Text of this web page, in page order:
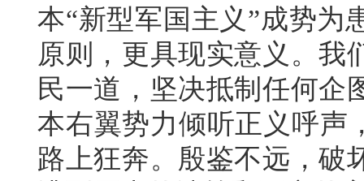
本“新型军国主义”成势为
原则，更具现实意义。我
民一道，坚决抵制任何企
本右翼势力倾听正义呼声
路上狂奔。殷鉴不远，破